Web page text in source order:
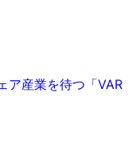
産業を待つ「VAR